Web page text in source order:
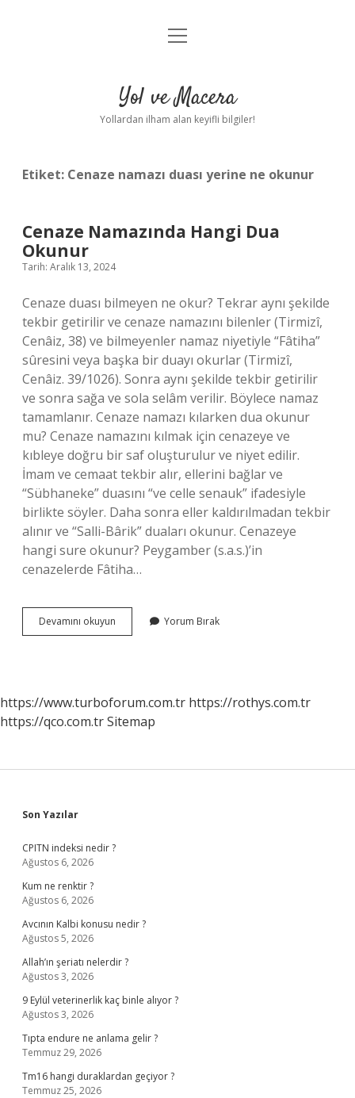
Anasayfa
Yasal Uyarı
menüyü
Yol ve Macera
Yollardan ilham alan keyifli bilgiler!
Etiket: Cenaze namazı duası yerine ne okunur
Cenaze Namazında Hangi Dua
Okunur
Tarih: Aralık 13, 2024
Cenaze duası bilmeyen ne okur? Tekrar aynı şekilde
tekbir getirilir ve cenaze namazını bilenler (Tirmizî,
Cenâiz, 38) ve bilmeyenler namaz niyetiyle “Fâtiha”
sûresini veya başka bir duayı okurlar (Tirmizî,
Cenâiz. 39/1026). Sonra aynı şekilde tekbir getirilir
ve sonra sağa ve sola selâm verilir. Böylece namaz
tamamlanır. Cenaze namazı kılarken dua okunur
mu? Cenaze namazını kılmak için cenazeye ve
kıbleye doğru bir saf oluşturulur ve niyet edilir.
İmam ve cemaat tekbir alır, ellerini bağlar ve
“Sübhaneke” duasını “ve celle senauk” ifadesiyle
birlikte söyler. Daha sonra eller kaldırılmadan tekbir
alınır ve “Salli-Bârik” duaları okunur. Cenazeye
hangi sure okunur? Peygamber (s.a.s.)’in
cenazelerde Fâtiha…
Devamını okuyun
Namazında
Yorum Bırak
https://www.turboforum.com.tr https://rothys.com.tr
https://qco.com.trSitemap
Sidebar
Son Yazılar
CPITN indeksi nedir ?
Ağustos 6, 2026
Kum ne renktir ?
Ağustos 6, 2026
Avcının Kalbi konusu nedir ?
Ağustos 5, 2026
Allah’ın şeriatı nelerdir ?
Ağustos 3, 2026
9 Eylül veterinerlik kaç binle alıyor ?
Ağustos 3, 2026
Tıpta endure ne anlama gelir ?
Temmuz 29, 2026
Tm16 hangi duraklardan geçiyor ?
Temmuz 25, 2026